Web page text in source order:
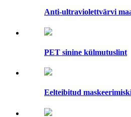
Anti-ultraviolettvärvi
PET sinine külmutuslint
Eelteibitud